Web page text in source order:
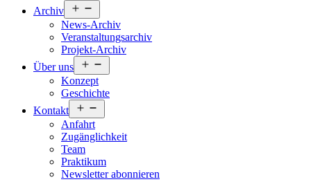
Archiv
öffnen
News-Archiv
Veranstaltungsarchiv
Projekt-Archiv
Über uns
öffnen
Konzept
Geschichte
Kontakt
öffnen
Anfahrt
Zugänglichkeit
Team
Praktikum
Newsletter abonnieren